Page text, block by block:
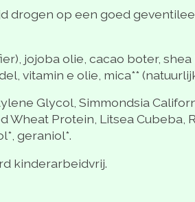
drogen op een goed
jojoba olie, cacao boter,
vitamin e olie, mica**
Glycol, Simmondsia
Protein, Litsea Cubeba,
geraniol*.
kinderarbeidvrij.